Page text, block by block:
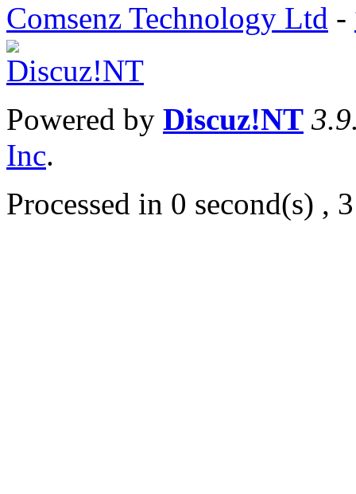
Comsenz Technology Ltd -
Powered by Discuz!NT
Inc.
Processed in 0 second(s) ,